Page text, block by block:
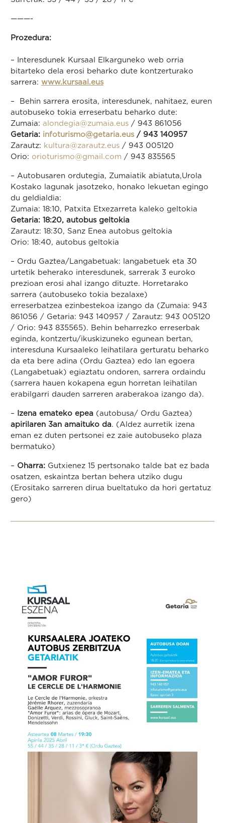
———-
Prozedura:
– Interesdunek Kursaal Elkarguneko web orria
bitarteko dela erosi beharko dute kontzerturako
sarrera: www.kursaal.eus
– Behin sarrera erosita, interesdunek, nahitaez, euren
autobuseko tokia erreserbatu beharko dute:
Zumaia: alondegia@zumaia.eus/ 943 861056
Getaria: infoturismo@getaria.eus/ 943 140957
Zarautz: kultura@zarautz.eus/ 943 005120
Orio: orioturismo@gmail.com / 943 835565
– Autobusaren ordutegia, Zumaiatik abiatuta,Urola
Kostako lagunak jasotzeko, honako lekuetan egingo
du geldialdia:
Zumaia: 18:10, Patxita Etxezarreta kaleko geltokia
Getaria: 18:20, autobus geltokia
Zarautz: 18:30, Sanz Enea autobus geltokia
Orio: 18:40, autobus geltokia
– Ordu Gaztea/Langabetuak: langabetuek eta 30
urtetik beherako interesdunek, sarrerak 3 euroko
prezioan erosi ahal izango dituzte. Horretarako
sarrera (autobuseko tokia bezalaxe)
erreserbatzea ezinbestekoa izango da (Zumaia: 943
861056 / Getaria: 943 140957 / Zarautz: 943 005120
/ Orio: 943 835565). Behin beharrezko erreserbak
eginda, kontzertu/ikuskizuneko egunean bertan,
interesduna Kursaaleko leihatilara gerturatu beharko
da eta bere adina (Ordu Gaztea) edo lan egoera
(Langabetuak) egiaztatu ondoren, sarrera ordaindu
(sarrera hauen kokapena egun horretan leihatilan
erabilgarri dauden sarreren araberakoa izango da).
– Izena emateko epea(autobusa/ Ordu Gaztea)
apirilaren 3an amaituko da. (Aldez aurretik izena
eman ez duten pertsonei ez zaie autobuseko plaza
bermatuko)
– Oharra:Gutxienez 15 pertsonako talde bat ez bada
osatzen, eskaintza bertan behera utziko dugu
(Erositako sarreren dirua bueltatuko da hori gertatuz
gero)